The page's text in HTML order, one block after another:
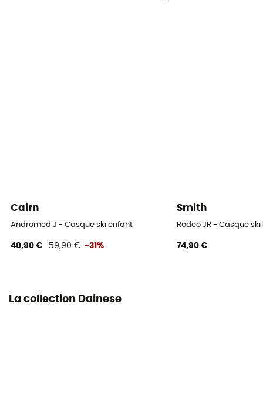
Cairn
Andromed J - Casque ski enfant
40,90 € 59,90 € -31%
Smith
Rodeo JR - Casque
74,90 €
La collection Dainese